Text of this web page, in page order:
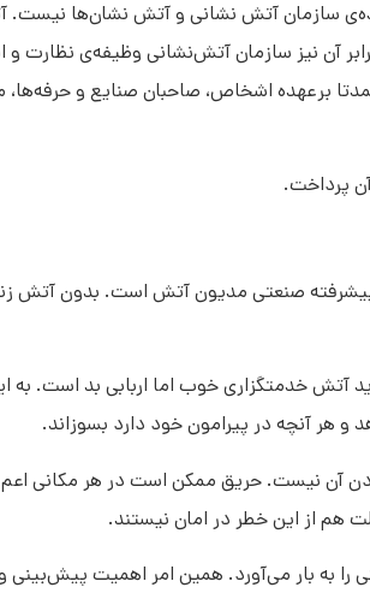
سازمان آتش نشانی و آتش نشان‌ها نیست.
آن نیز سازمان آتش‌نشانی وظیفه‌ی نظارت و
برعهده اشخاص، صاحبان صنایع و حرفه‌ها،
پرداخت.
پیشرفته صنعتی مدیون آتش است. بدون آتش
خدمتگزاری خوب اما اربابی بد است. به
هر آنچه در پیرامون خود دارد بسوزاند.
آن نیست. حریق ممکن است در هر مکانی اعم
هم از این خطر در امان نیستند.
به بار می‌آورد. همین امر اهمیت پیش‌بینی